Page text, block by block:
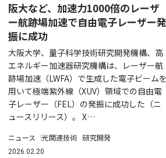
阪大など、加速力1000倍のレーザ
ー航跡場加速で自由電子レーザー発
振に成功
大阪大学、量子科学技術研究開発機構、高
エネルギー加速器研究機構は、レーザー航
跡場加速（LWFA）で生成した電子ビームを
用いて極端紫外線（XUV）領域での自由電
子レーザー（FEL）の発振に成功した（ニ
ュースリリース）。 X…
ニュース 光関連技術 研究開発
2026.02.20